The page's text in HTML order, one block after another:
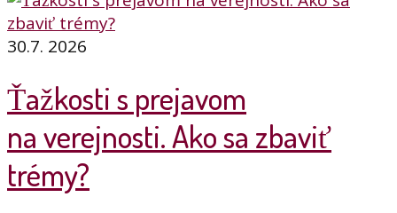
30.7. 2026
Ťažkosti s prejavom
na verejnosti. Ako sa zbaviť
trémy?